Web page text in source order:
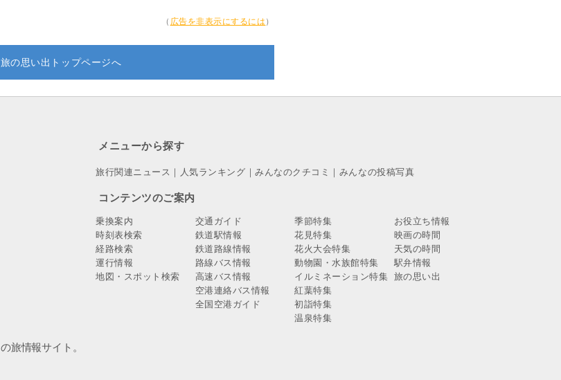
（ 広告を非表示にするには ）
旅の思い出トップページへ
メニューから探す
旅行関連ニュース ｜ 人気ランキング ｜みんなのクチコミ ｜ みんなの投稿写真
コンテンツのご案内
乗換案内
時刻表検索
経路検索
運行情報
地図・スポット検索
交通ガイド
鉄道駅情報
鉄道路線情報
路線バス情報
高速バス情報
空港連絡バス情報
全国空港ガイド
季節特集
花見特集
花火大会特集
動物園・水族館特集
イルミネーション特集
紅葉特集
初詣特集
温泉特集
お役立ち情報
映画の時間
天気の時間
駅弁情報
旅の思い出